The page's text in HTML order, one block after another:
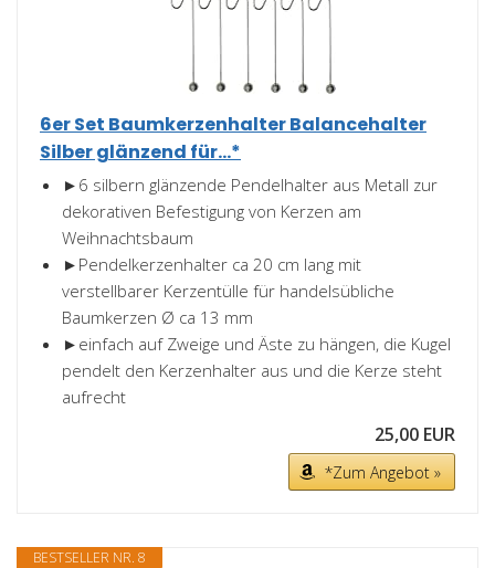
6er Set Baumkerzenhalter Balancehalter
Silber glänzend für...*
►6 silbern glänzende Pendelhalter aus Metall zur
dekorativen Befestigung von Kerzen am
Weihnachtsbaum
►Pendelkerzenhalter ca 20 cm lang mit
verstellbarer Kerzentülle für handelsübliche
Baumkerzen Ø ca 13 mm
►einfach auf Zweige und Äste zu hängen, die Kugel
pendelt den Kerzenhalter aus und die Kerze steht
aufrecht
25,00 EUR
*Zum Angebot »
BESTSELLER NR. 8